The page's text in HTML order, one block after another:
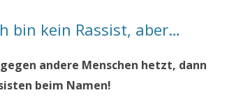
bin kein Rassist, aber…
andere Menschen hetzt, dann
beim Namen!